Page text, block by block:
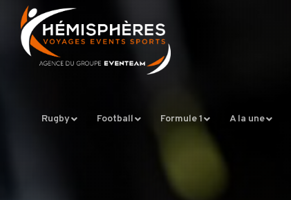
Rugby Football Formule 1 A la une